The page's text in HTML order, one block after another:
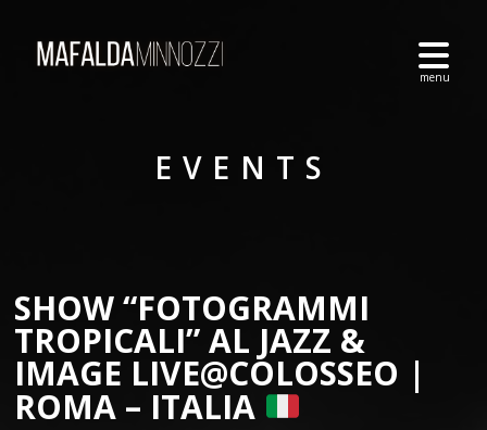
EVENTS
SHOW “FOTOGRAMMI
TROPICALI” AL JAZZ &
IMAGE LIVE@COLOSSEO |
ROMA – ITALIA